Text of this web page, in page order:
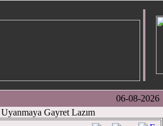
06-08-2026
Uyanmaya Gayret Lazım